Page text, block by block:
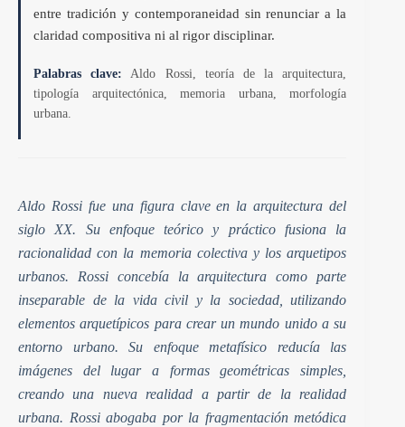
entre tradición y contemporaneidad sin renunciar a la
claridad compositiva ni al rigor disciplinar.
Palabras clave: Aldo Rossi, teoría de la arquitectura,
tipología arquitectónica, memoria urbana, morfología
urbana.
Aldo Rossi fue una figura clave en la arquitectura del
siglo XX. Su enfoque teórico y práctico fusiona la
racionalidad con la memoria colectiva y los arquetipos
urbanos. Rossi concebía la arquitectura como parte
inseparable de la vida civil y la sociedad, utilizando
elementos arquetípicos para crear un mundo unido a su
entorno urbano. Su enfoque metafísico reducía las
imágenes del lugar a formas geométricas simples,
creando una nueva realidad a partir de la realidad
urbana. Rossi abogaba por la fragmentación metódica